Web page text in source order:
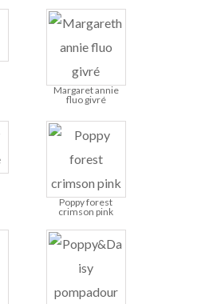
Margaret annie
fluo givré
Poppy forest
crimson pink